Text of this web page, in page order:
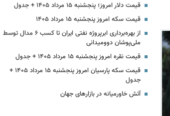
قیمت دلار امروز؛ پنجشنبه ۱۵ مرداد ۱۴۰۵ + جدول
قیمت سکه امروز پنجشنبه ۱۵ مرداد ۱۴۰۵
از بهره‌برداری ابرپروژه نفتی ایران تا کسب ۶ مدال توسط
ملی‌پوشان دوومیدانی
قیمت نقره امروز پنجشنبه ۱۵ مرداد ۱۴۰۵ + جدول
قیمت سکه پارسیان امروز پنجشنبه ۱۵ مرداد ۱۴۰۵ +
جدول
آتش خاورمیانه در بازارهای جهان